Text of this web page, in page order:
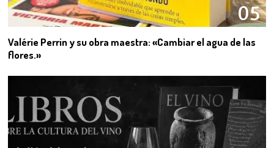
05
Valérie Perrin y su obra maestra: «Cambiar el agua de las
flores.»